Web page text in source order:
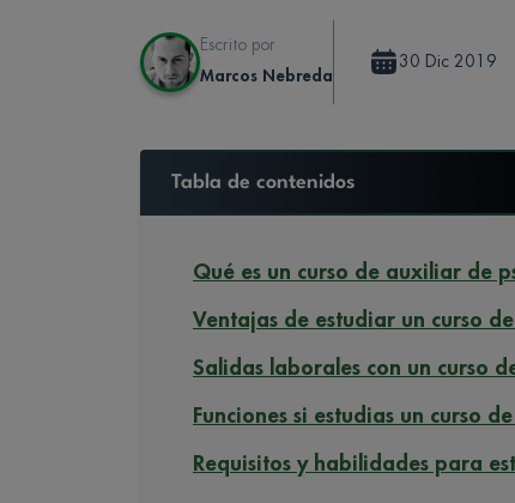
Escrito por
Marcos Nebreda
30 Dic 2019
Tabla de contenidos
Qué es un curso de auxiliar de
Ventajas de estudiar un curso
Salidas laborales con un curso
Funciones si estudias un curso
Requisitos y habilidades para